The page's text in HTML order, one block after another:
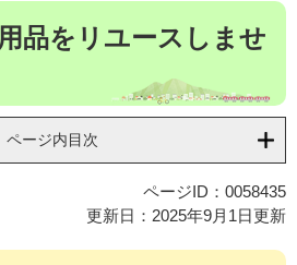
品をリユースしませ
ページ内目次
ページID：0058435
更新日：2025年9月1日更新